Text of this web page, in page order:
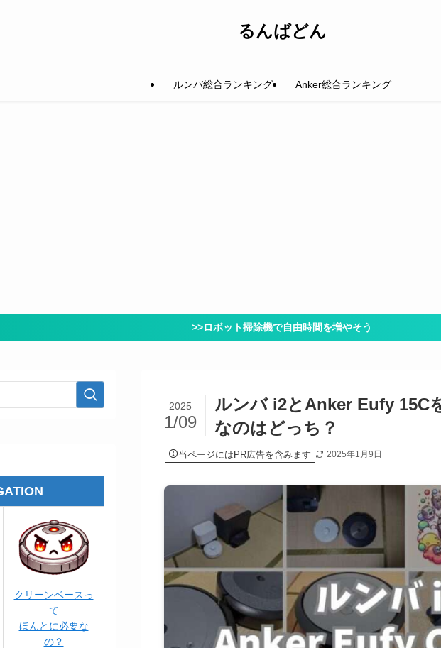
るんばどん
ルンバ総合ランキング Anker総合ランキング
>>ロボット掃除機で自由時間を増やそう
ルンバ i2とAnker Eufy 15C
なのはどっち？
2025
1/09
当ページにはPR広告を含みます 2025年1月9日
クリーンベースっ
て
ほんとに必要な
の？